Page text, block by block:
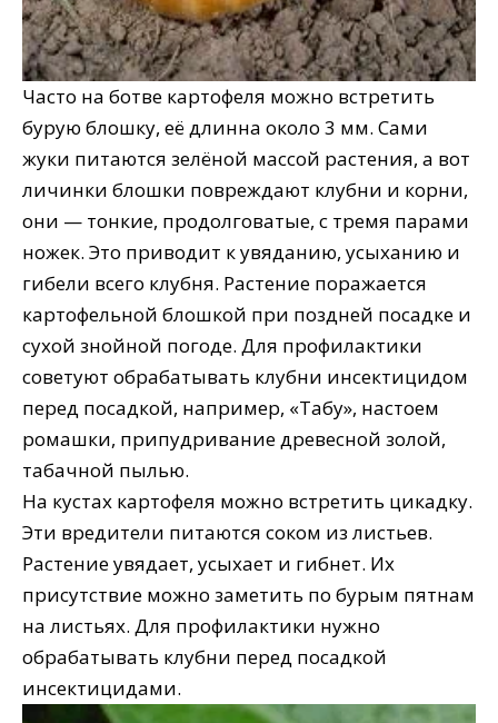
Часто на ботве картофеля можно встретить
бурую блошку, её длинна около 3 мм. Сами
жуки питаются зелёной массой растения, а вот
личинки блошки повреждают клубни и корни,
они — тонкие, продолговатые, с тремя парами
ножек. Это приводит к увяданию, усыханию и
гибели всего клубня. Растение поражается
картофельной блошкой при поздней посадке и
сухой знойной погоде. Для профилактики
советуют обрабатывать клубни инсектицидом
перед посадкой, например, «Табу», настоем
ромашки, припудривание древесной золой,
табачной пылью.
На кустах картофеля можно встретить цикадку.
Эти вредители питаются соком из листьев.
Растение увядает, усыхает и гибнет. Их
присутствие можно заметить по бурым пятнам
на листьях. Для профилактики нужно
обрабатывать клубни перед посадкой
инсектицидами.